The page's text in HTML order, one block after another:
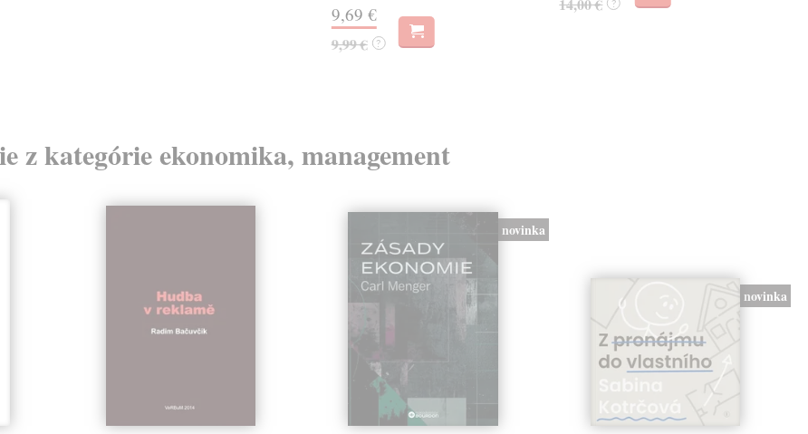
9,69 €
9,99 € ?
14,00 € ?
z kategórie ekonomika, management
novinka
novinka